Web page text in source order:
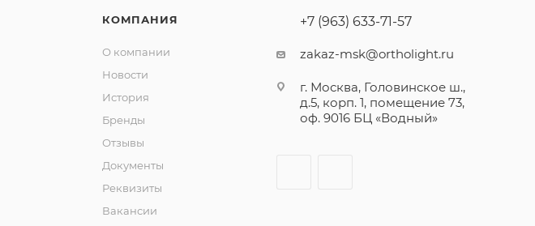
КОМПАНИЯ
О компании
Новости
История
Бренды
Отзывы
Документы
Реквизиты
Вакансии
+7 (963) 633-71-57
zakaz-msk@ortholight.ru
г. Москва, Головинское ш.,
д.5, корп. 1, помещение 73,
оф. 9016 БЦ «Водный»